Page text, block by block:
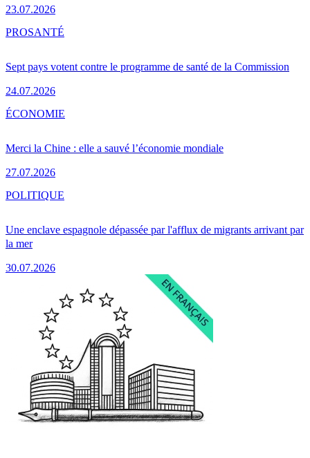
23.07.2026
Sept pays votent contre le programme de santé de la Commission
24.07.2026
PROSANTÉ
Merci la Chine : elle a sauvé l’économie mondiale
27.07.2026
ÉCONOMIE
Une enclave espagnole dépassée par l'afflux de migrants arrivant par
la mer
30.07.2026
POLITIQUE